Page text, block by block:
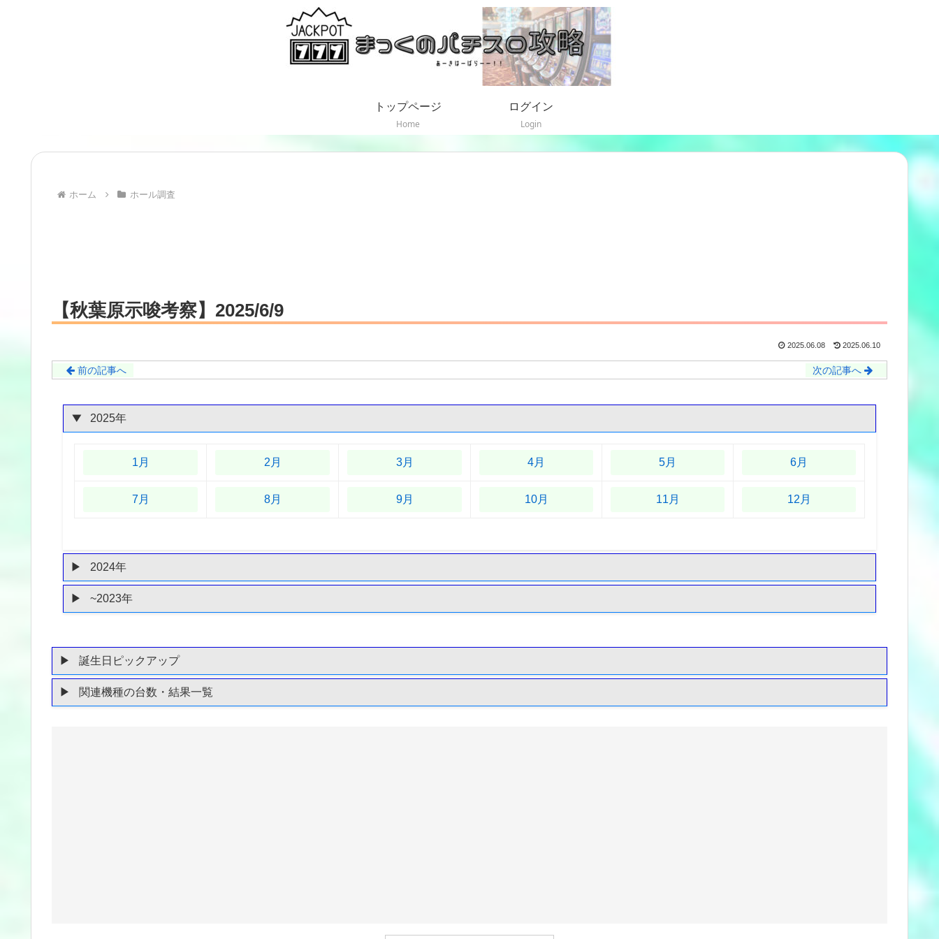
トップページ
Home
ログイン
Login
ホーム ホール調査
【秋葉原示唆考察】2025/6/9
2025.06.08 2025.06.10
前の記事へ 次の記事へ
2025年
1月 2月 3月 4月 5月 6月
7月 8月 9月 10月 11月 12月
2024年
~2023年
誕生日ピックアップ
関連機種の台数・結果一覧